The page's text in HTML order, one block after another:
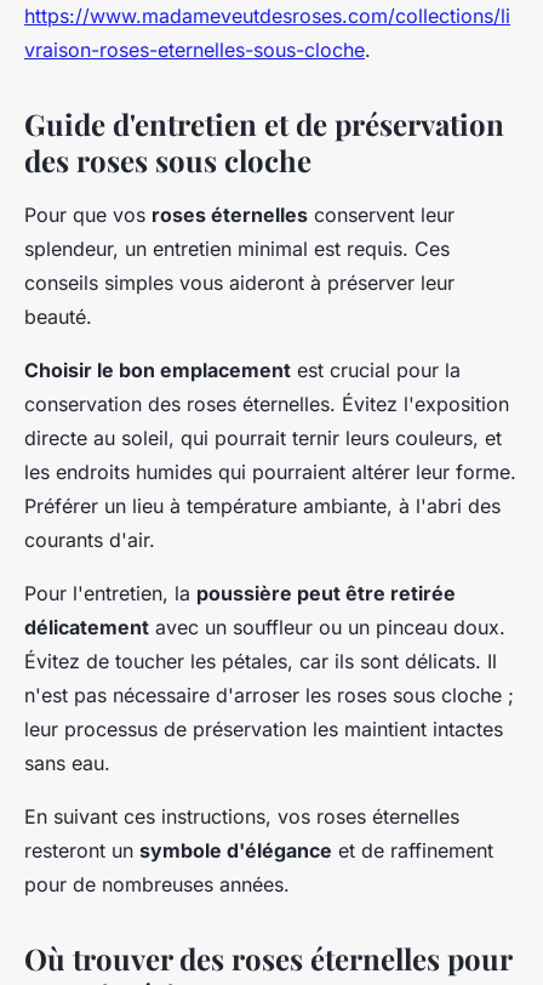
https://www.madameveutdesroses.com/collections/li
vraison-roses-eternelles-sous-cloche.
Guide d'entretien et de préservation
des roses sous cloche
Pour que vos roses éternelles conservent leur
splendeur, un entretien minimal est requis. Ces
conseils simples vous aideront à préserver leur
beauté.
Choisir le bon emplacement est crucial pour la
conservation des roses éternelles. Évitez l'exposition
directe au soleil, qui pourrait ternir leurs couleurs, et
les endroits humides qui pourraient altérer leur forme.
Préférer un lieu à température ambiante, à l'abri des
courants d'air.
Pour l'entretien, la poussière peut être retirée
délicatement avec un souffleur ou un pinceau doux.
Évitez de toucher les pétales, car ils sont délicats. Il
n'est pas nécessaire d'arroser les roses sous cloche ;
leur processus de préservation les maintient intactes
sans eau.
En suivant ces instructions, vos roses éternelles
resteront un symbole d'élégance et de raffinement
pour de nombreuses années.
Où trouver des roses éternelles pour